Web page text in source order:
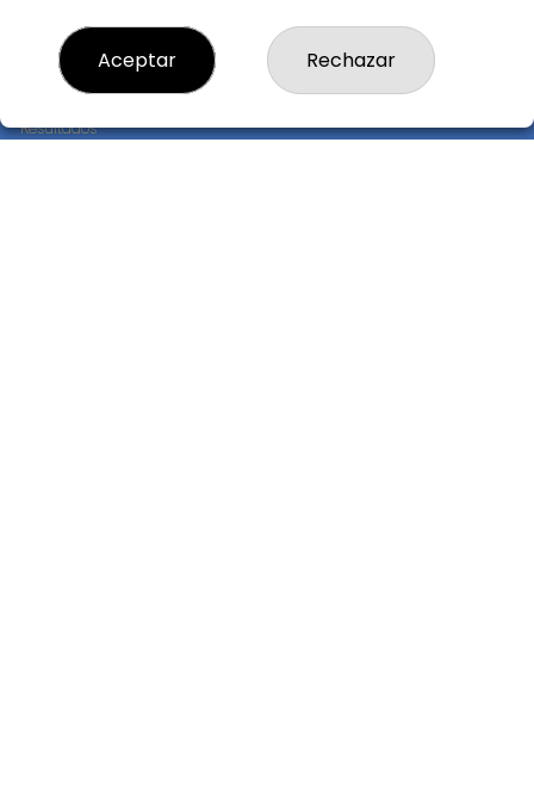
ADMINISTRACIÓN EL PELOTAZO
¿Quiénes somos?
Resultados
Aceptar Rechazar